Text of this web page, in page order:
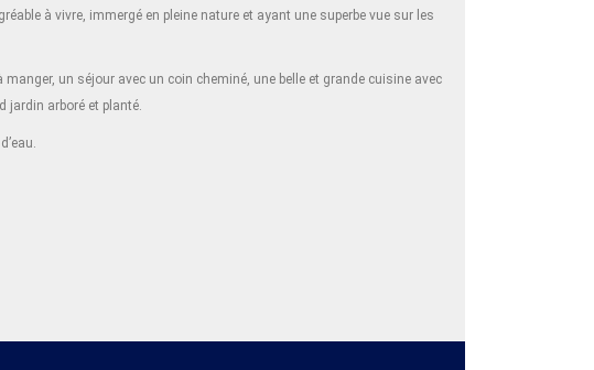
à vivre, immergé en pleine nature et ayant une superbe vue sur les
un séjour avec un coin cheminé, une belle et grande cuisine avec
jardin arboré et planté.